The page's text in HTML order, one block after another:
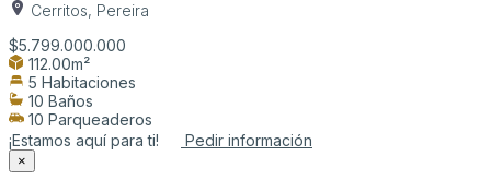
Cerritos, Pereira
$5.799.000.000
112.00m²
5 Habitaciones
10 Baños
10 Parqueaderos
¡Estamos aquí para ti!
Pedir información
×